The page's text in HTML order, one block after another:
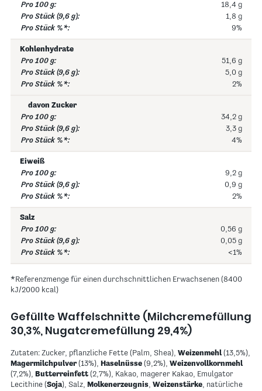
18,4 g
1,8 g
9%
Kohlenhydrate
51,6 g
5,0 g
2%
davon Zucker
34,2 g
3,3 g
4%
Eiweiß
9,2 g
0,9 g
2%
Salz
0,56 g
0,05 g
<1%
*Referenzmenge für einen durchschnittlichen Erwachsenen (8400
kJ/2000 kcal)
Gefüllte Waffelschnitte (Milchcremefüllung
30,3%, Nugatcremefüllung 29,4%)
Zutaten: Zucker, pflanzliche Fette (Palm, Shea), Weizenmehl(13,5%),
Magermilchpulver(13%), Haselnüsse (9,2%), Weizenvollkornmehl
(7,2%), Butterreinfett (2,7%), Kakao, magerer Kakao, Emulgator
Lecithine (Soja), Salz, Molkenerzeugnis, Weizenstärke, natürliche